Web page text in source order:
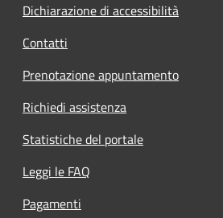
Dichiarazione di accessibilità
Contatti
Prenotazione appuntamento
Richiedi assistenza
Statistiche del portale
Leggi le FAQ
Pagamenti